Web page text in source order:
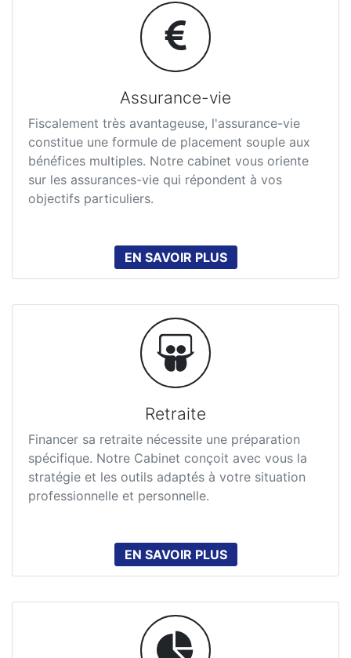
Assurance-vie
Fiscalement très avantageuse, l'assurance-vie
constitue une formule de placement souple aux
bénéfices multiples. Notre cabinet vous oriente
sur les assurances-vie qui répondent à vos
objectifs particuliers.
EN SAVOIR PLUS
Retraite
Financer sa retraite nécessite une préparation
spécifique. Notre Cabinet conçoit avec vous la
stratégie et les outils adaptés à votre situation
professionnelle et personnelle.
EN SAVOIR PLUS